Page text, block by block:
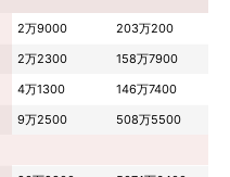
2万9000
203万200
2万2300
158万7900
4万1300
146万7400
9万2500
508万5500